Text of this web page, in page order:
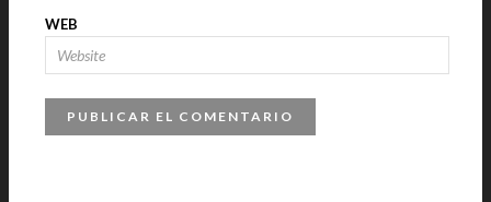
WEB